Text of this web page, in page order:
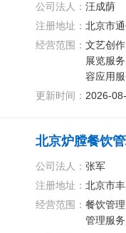
公司法人： 汪成荫
注册地址： 北京市
经营范围： 文艺创
展览服
容应用
更新时间： 2026-
北京炉膛餐饮
公司法人： 张军
注册地址： 北京市
经营范围： 餐饮管
管理服